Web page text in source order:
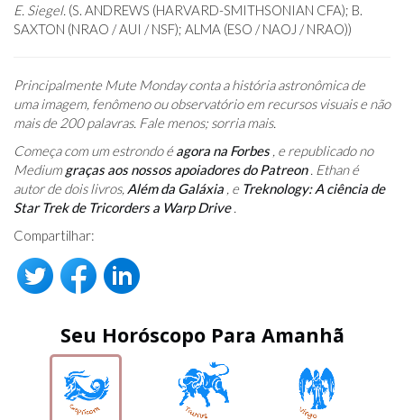
E. Siegel. (S. ANDREWS (HARVARD-SMITHSONIAN CFA); B.
SAXTON (NRAO / AUI / NSF); ALMA (ESO / NAOJ / NRAO))
Principalmente Mute Monday conta a história astronômica de
uma imagem, fenômeno ou observatório em recursos visuais e não
mais de 200 palavras. Fale menos; sorria mais.
Começa com um estrondo é agora na Forbes , e republicado no
Medium graças aos nossos apoiadores do Patreon
. Ethan é
autor de dois livros, Além da Galáxia , e Treknology: A ciência de
Star Trek de Tricorders a Warp Drive
Compartilhar:
Seu Horóscopo Para Amanhã